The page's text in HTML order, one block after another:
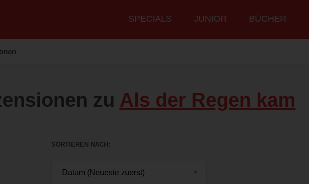
Hauptmenü
SPECIALS JUNIOR BÜCHER
zu Als der Regen kam
SORTIEREN NACH